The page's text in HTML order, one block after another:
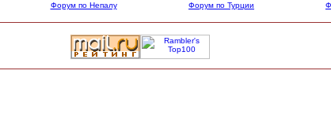
Форум по Непалу Форум по Турции